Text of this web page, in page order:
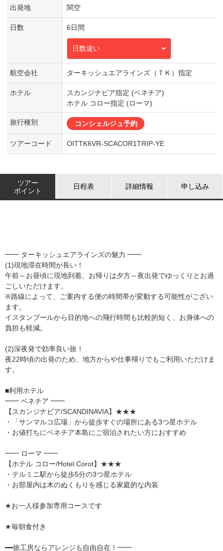
出発地 関空
日数 6日間
日数違い
航空会社 ターキッシュエアラインズ（ＴＫ）指定
ホテル
スカンジナビア指定 (ベネチア)
ホテル コロー指定 (ローマ)
旅行種別 コンシェルジュ予約
ツアーコード OITTK6VR-SCACOR1TRIP-YE
ツアー
ポイント
日程表 詳細情報 申し込み
━━ ターキッシュエアラインズの魅力 ━━
(1)現地滞在時間が長い！
午前～お昼頃に現地到着、お帰りは夕方～夜出発でゆっくりとお過
ごしいただけます。
※路線によって、ご案内する便の時間帯が変動する可能性がござい
ます。
イスタンブールから目的地への飛行時間も比較的短く、お身体への
負担も軽減。
(2)深夜発で効率良い旅！
夜22時頃の出発のため、地方からや仕事帰りでもご利用いただけま
す。
■利用ホテル
━━ ベネチア ━━
【スカンジナビア/SCANDINAVIA】★★★
・「サンマルコ広場」から徒歩すぐの場所にある3つ星ホテル
・お値打ちにベネチア本島にご宿泊されたい方におすすめ
━━ ローマ ━━
【ホテル コロー/Hotel Corot】★★★
・テルミニ駅から徒歩5分の3つ星ホテル
・お部屋内は木のぬくもりを感じる家庭的な内装
★お一人様参加専用コースです
★毎朝食付き
━━旅工房ならアレンジも自由自在！━━